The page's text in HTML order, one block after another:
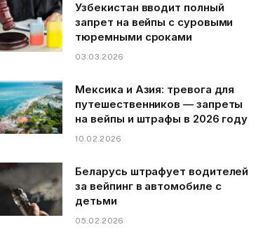
Узбекистан вводит полный
запрет на вейпы с суровыми
тюремными сроками
03.03.2026
Мексика и Азия: тревога для
путешественников — запреты
на вейпы и штрафы в 2026 году
10.02.2026
Беларусь штрафует водителей
за вейпинг в автомобиле с
детьми
05.02.2026